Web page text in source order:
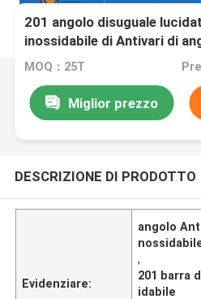
201 angolo disuguale
inossidabile di Antivari di
inossidabile
MOQ：25T
Miglior prezzo
DESCRIZIONE DI PRODOTTO
Evidenziare:
angolo
,
201 barra
idabile